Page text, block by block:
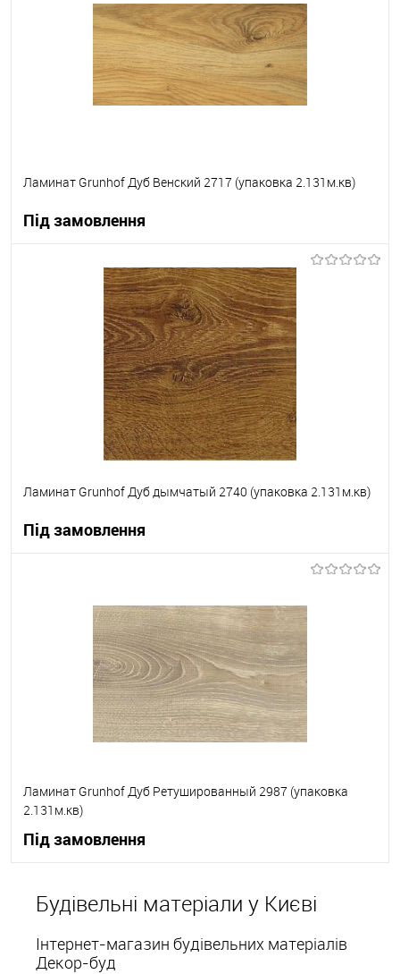
В вибране Під замовлення
Ламинат Grunhof Дуб Венский 2717 (упаковка 2.131м.кв)
Під замовлення
В корзину
Під замовлення
Ламинат Grunhof Дуб дымчатый 2740 (упаковка 2.131м.кв)
Під замовлення
В вибране Під замовлення
Ламинат Grunhof Дуб Ретушированный 2987 (упаковка
2.131м.кв)
Під замовлення
В вибране Під замовлення
Будівельні матеріали у Києві
Інтернет-магазин будівельних матеріалів
Декор-буд